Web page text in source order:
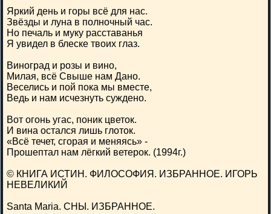
Яркий день и горы всё для нас.
Звёзды и луна в полночный час.
Но печаль и муку расставанья
Я увидел в блеске твоих глаз.
Виноград и розы и вино,
Милая, всё Свыше нам Дано.
Веселись и пой пока мы вместе,
Ведь и нам исчезнуть суждено.
Вот огонь угас, поник цветок.
И вина остался лишь глоток.
«Всё течет, сгорая и меняясь» -
Прошептал нам лёгкий ветерок. (1994г.)
© КНИГА ИСТИН. ФИЛОСОФИЯ. ИЗБРАННОЕ. ИГОРЬ
НЕВЕЛИКИЙ
Santa Maria. СНЫ. ИЗБРАННОЕ.